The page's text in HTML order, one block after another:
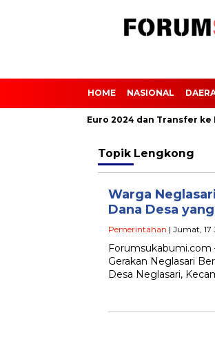
HOME NASIONAL
Absen dari Euro 2024 dan Transfer ke
Topik Lengkong
Warga
Dana Desa
Pemerintahan | Jumat, 17
Gerakan Neglasari
Desa Neglasari,